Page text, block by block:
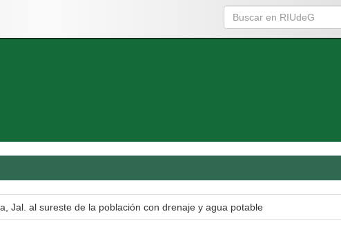
Jal. al sureste de la población con drenaje y agua potable